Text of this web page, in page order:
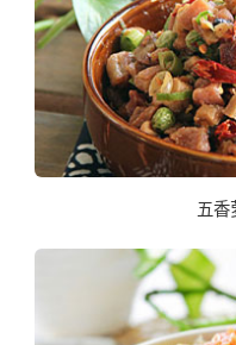
五香